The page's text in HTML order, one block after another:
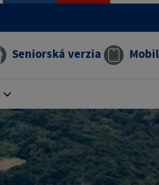
Seniorská verzia